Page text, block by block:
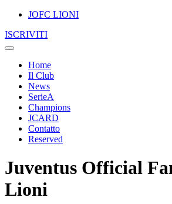
JOFC LIONI
ISCRIVITI
Home
Il Club
News
SerieA
Champions
JCARD
Contatto
Reserved
Juventus Official
Lioni